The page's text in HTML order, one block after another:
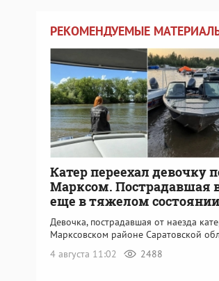
РЕКОМЕНДУЕМЫЕ
Катер переехал девочку
Марксом. Пострадавшая
еще в тяжелом состоянии
Девочка, пострадавшая от наезда
Марксовском районе Саратовской
4 августа 11:02
2488